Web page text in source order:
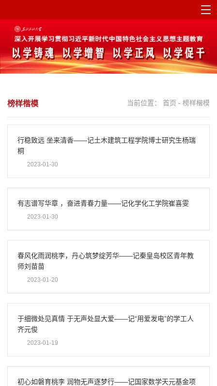
当前位置： 首页 - 榜样楷模
榜样楷模
行稳致远 坐来清香——记土木建筑工程学院博士研究生杨瑞
桐
2023-01-30
有志谱写华章 ，奋进青春力量——记化学化工学院崔喜雯
2023-01-30
春风化雨润桃李，丹心筑梦绽芳华——记秦皇岛校区青年教
师刘苗苗
2023-01-20
于细微处见真情 于无声处显大爱——记“用爱发电”的学工人
齐元俊
2023-01-19
初心如磐育桃李 润物无声逐梦行——记国家数学天元基金项